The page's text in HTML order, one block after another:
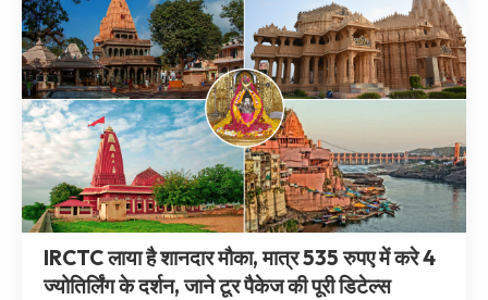
IRCTC लाया है शानदार मौका, मात्र 535 रुपए में करे 4
ज्योतिर्लिंग के दर्शन, जाने टूर पैकेज की पूरी डिटेल्स